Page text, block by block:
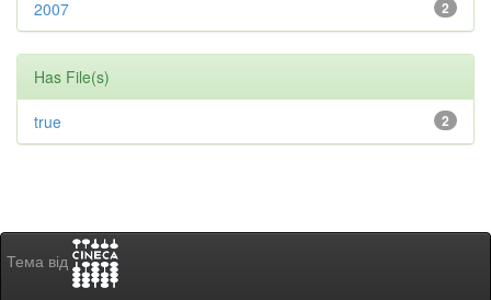
2
2007
Has File(s)
2
true
Тема від